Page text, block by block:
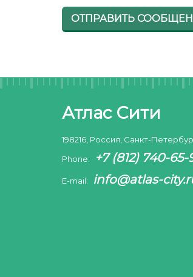
ОТПРАВИТЬ
Атлас Сити
198216, Россия, Санкт-
Phone:
+7 (812) 740-65-
E-mail: info@atlas-